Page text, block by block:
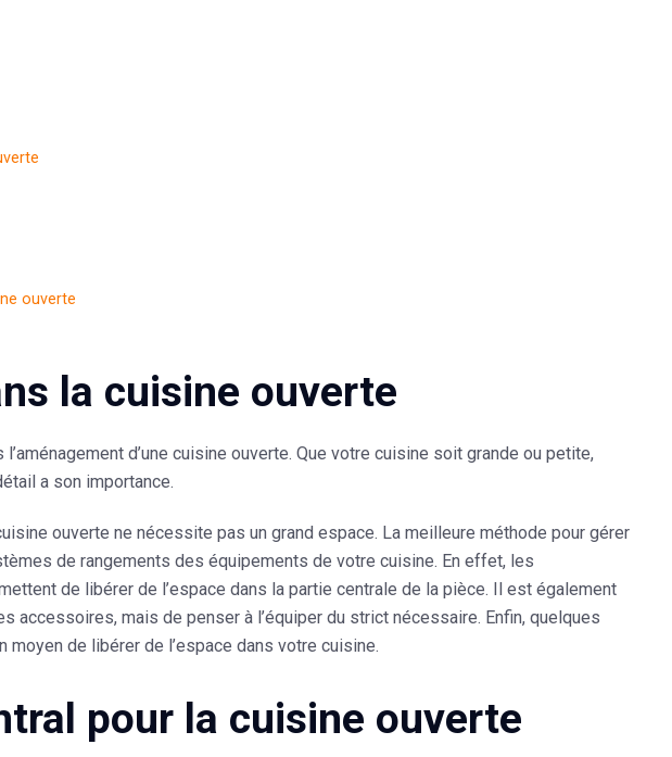
ouverte
la cuisine ouverte
d’une cuisine ouverte. Que votre cuisine soit grande ou petite,
a son importance.
ouverte ne nécessite pas un grand espace. La meilleure méthode pour gérer
de rangements des équipements de votre cuisine. En effet, les
de libérer de l’espace dans la partie centrale de la pièce. Il est également
accessoires, mais de penser à l’équiper du strict nécessaire. Enfin, quelques
de libérer de l’espace dans votre cuisine.
pour la cuisine ouverte